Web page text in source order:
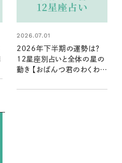
2026.07.01
2026年下半期の運勢は？
12星座別占いと全体の星の
動き 【おぱんつ君のわくわく